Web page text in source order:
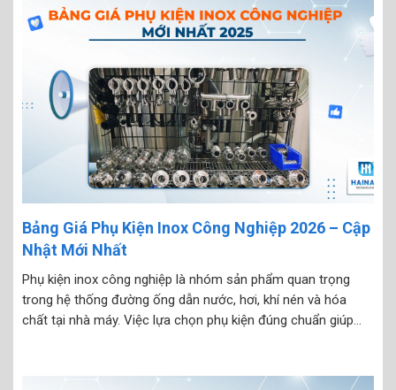
Bảng Giá Phụ Kiện Inox Công Nghiệp 2026 – Cập
Nhật Mới Nhất
Phụ kiện inox công nghiệp là nhóm sản phẩm quan trọng
trong hệ thống đường ống dẫn nước, hơi, khí nén và hóa
chất tại nhà máy. Việc lựa chọn phụ kiện đúng chuẩn giúp